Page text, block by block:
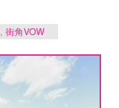
, 街角VOW